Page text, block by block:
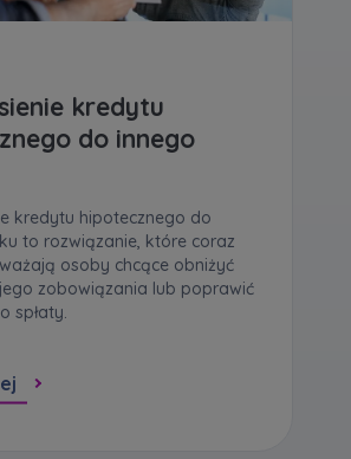
kredytu
do innego
kredytu hipotecznego do
to rozwiązanie, które coraz
osoby chcące obniżyć
zobowiązania lub poprawić
spłaty.